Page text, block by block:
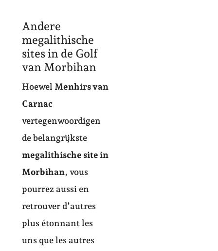
Andere
megalithische
sites in de Golf
van Morbihan
Hoewel Menhirs van
Carnac
vertegenwoordigen
de belangrijkste
megalithische site in
Morbihan, vous
pourrez aussi en
retrouver d’autres
plus étonnant les
uns que les autres